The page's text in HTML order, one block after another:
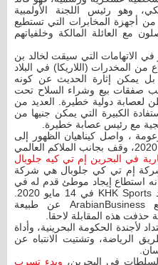
وهو رئيس اللجنة الأولمبية
من أجهزة المخابرات التي تستطيع
مع العائلة المالكة وخلفياتهم
في الاتهامات التي سيقت لخالد بن
من المخدرات (اللاريكا) في البلاد
بل يمكن إثارة الحديث عن كونه
صفقات بيع وشراء السلاح تحت
لعصابة دولية خطيرة. العديد من
الكبيرة التي يمكن جنيها من
مع رئيس عصابة خطيرة.
، واصل كيناهيان الظهور إلى
جانب ملاكمين عالميين. وفي مارس 2020، وقف بجانب الملاكم العالمي
في البحرين إم تي كيه جلوبال
إم تي كي جلوبال هي شركة
استطاع إيجاد موطئ قدم له في
البحرين قبل تعيينه في منظمة خالد KHK Sports في 14 مايو 2020.
وقام كيناهان بمقابلة صحفية مع ArabianBusiness عن طبيعة
حذفت هذه المقابلة لاحقا.
لأجندة الحكومة البحرينية، وأداة
الرياضة، وتشتيت الانتباه عن
في البحرين، وبدء تسرب